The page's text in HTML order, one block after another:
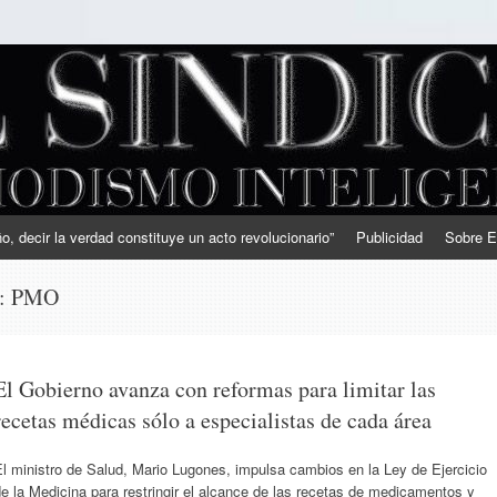
decir la verdad constituye un acto revolucionario” Publicidad Sobre
PMO
Gobierno avanza con reformas para limitar las
médicas sólo a especialistas de cada área
ministro de Salud, Mario Lugones, impulsa cambios en la Ley de Ejercicio
la Medicina para restringir el alcance de las recetas de medicamentos y